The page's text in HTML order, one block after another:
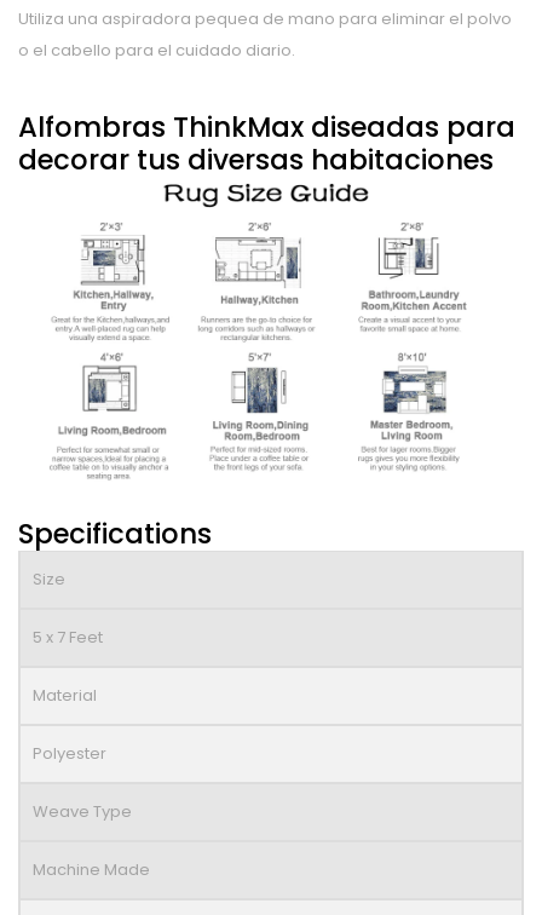
Utiliza una aspiradora pequea de mano para eliminar el polvo
o el cabello para el cuidado diario.
Alfombras ThinkMax diseadas para
decorar tus diversas habitaciones
Specifications
Size
5 x 7 Feet
Material
Polyester
Weave Type
Machine Made